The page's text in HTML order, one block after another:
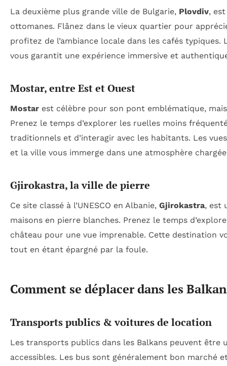
La deuxième plus grande ville de Bulgarie, Plovdiv,
ottomanes. Flânez dans le vieux quartier pour
profitez de l’ambiance locale dans les cafés
vous garantit une expérience immersive et
Mostar, entre Est et Ouest
Mostar est célèbre pour son pont emblématique,
Prenez le temps d’explorer les ruelles moins
traditionnels et d’interagir avec les habitants. Les
et la ville vous immerge dans une atmosphère
Gjirokastra, la ville de pierre
Ce site classé à l’UNESCO en Albanie, Gjirokastra, est
maisons en pierre blanches. Prenez le temps
château pour une vue imprenable. Cette destination
tout en étant épargné par la foule.
Comment se déplacer dans les
Transports publics & voitures de location
Les transports publics dans les Balkans peuvent
accessibles. Les bus sont généralement bon